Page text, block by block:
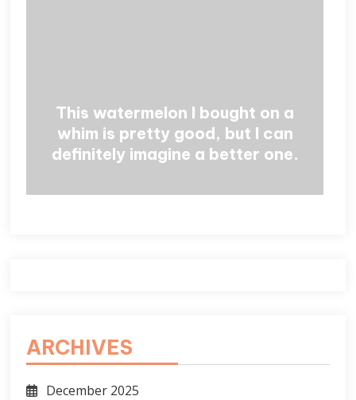
This watermelon I bought on a
whim is pretty good, but I can
definitely imagine a better one.
ARCHIVES
December 2025